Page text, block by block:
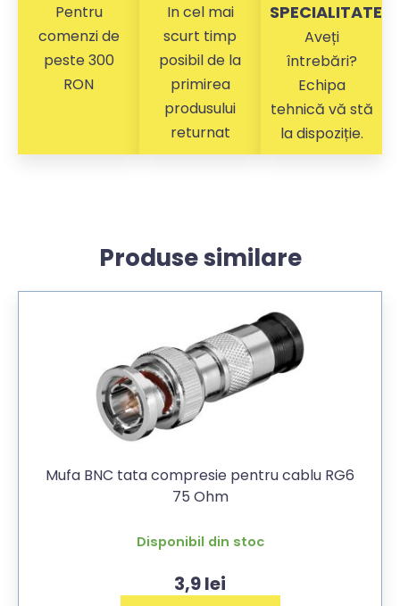
Pentru
comenzi de
peste 300
RON
In cel mai
scurt timp
posibil de la
primirea
produsului
returnat
SPECIALITATE
Aveți
întrebări?
Echipa
tehnică vă stă
la dispoziție.
Produse similare
Mufa BNC tata compresie pentru cablu RG6
75 Ohm
Disponibil din stoc
3,9lei